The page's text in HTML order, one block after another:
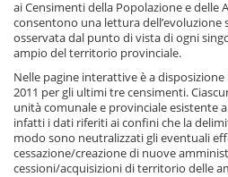
ai Censimenti della Popolazione e delle
consentono una lettura dell’evoluzione
osservata dal punto di vista di ogni
ampio del territorio provinciale.
Nelle pagine interattive è a
2011 per gli ultimi tre censimenti.
unità comunale e provinciale esistente
infatti i dati riferiti ai confini che la
modo sono neutralizzati gli eventuali
cessazione/creazione di nuove
cessioni/acquisizioni di territorio delle